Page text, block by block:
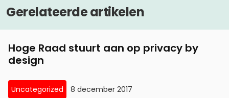
Gerelateerde artikelen
Hoge Raad stuurt aan op privacy by
design
Uncategorized 8 december 2017